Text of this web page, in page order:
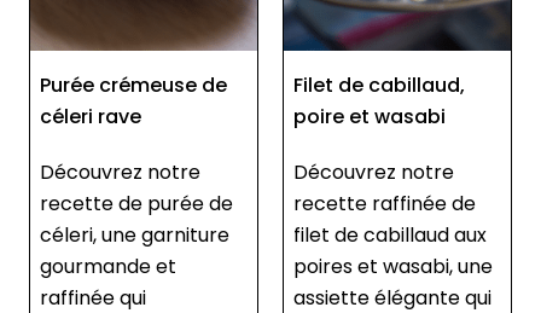
Purée crémeuse de
céleri rave
Découvrez notre
recette de purée de
céleri, une garniture
gourmande et
raffinée qui
Filet de cabillaud,
poire et wasabi
Découvrez notre
recette raffinée de
filet de cabillaud aux
poires et wasabi, une
assiette élégante qui